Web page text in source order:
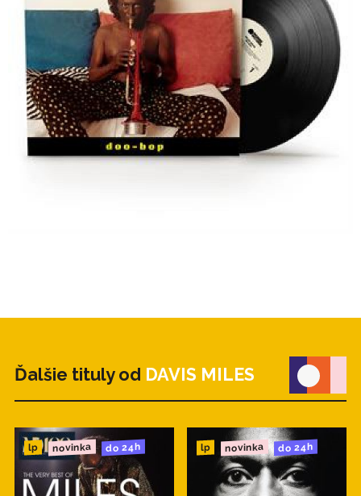
Ďalšie tituly od DAVIS MILES
lp novinka do 24h lp novinka do 24h